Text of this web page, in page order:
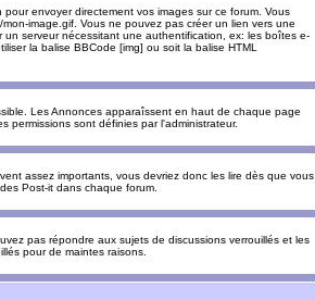
envoyer directement vos images sur ce forum. Vous
image.gif. Vous ne pouvez pas créer un lien vers une
serveur nécessitant une authentification, ex: les boîtes e-
la balise BBCode [img] ou soit la balise HTML
Les Annonces apparaîssent en haut de chaque page
permissions sont définies par l'administrateur.
assez importants, vous devriez donc les lire dès que vous
Post-it dans chaque forum.
pas répondre aux sujets de discussions verrouillés et les
pour de maintes raisons.